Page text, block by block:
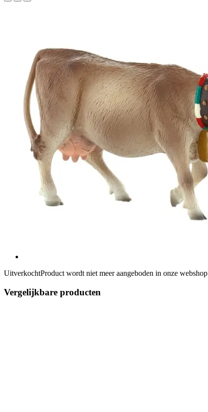
UitverkochtProduct wordt niet meer aangeboden in onze webshop
Vergelijkbare producten